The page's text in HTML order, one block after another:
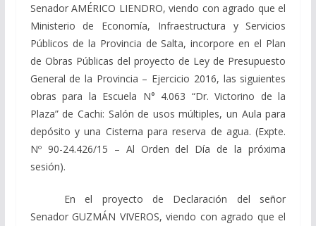
Senador AMÉRICO LIENDRO, viendo con agrado que el
Ministerio de Economía, Infraestructura y Servicios
Públicos de la Provincia de Salta, incorpore en el Plan
de Obras Públicas del proyecto de Ley de Presupuesto
General de la Provincia – Ejercicio 2016, las siguientes
obras para la Escuela N° 4.063 “Dr. Victorino de la
Plaza” de Cachi: Salón de usos múltiples, un Aula para
depósito y una Cisterna para reserva de agua. (Expte.
Nº 90-24.426/15 – Al Orden del Día de la próxima
sesión).
En el proyecto de Declaración del señor
Senador GUZMÁN VIVEROS, viendo con agrado que el